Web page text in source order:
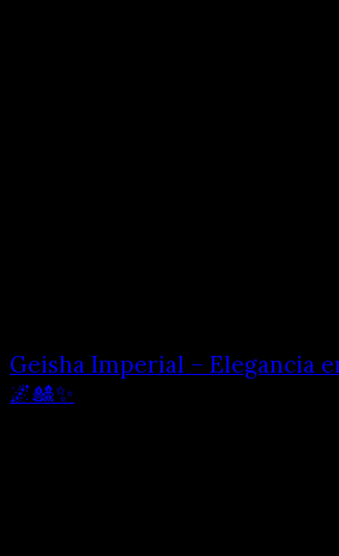
Geisha Imperial – Elegancia
🌌🎎✨